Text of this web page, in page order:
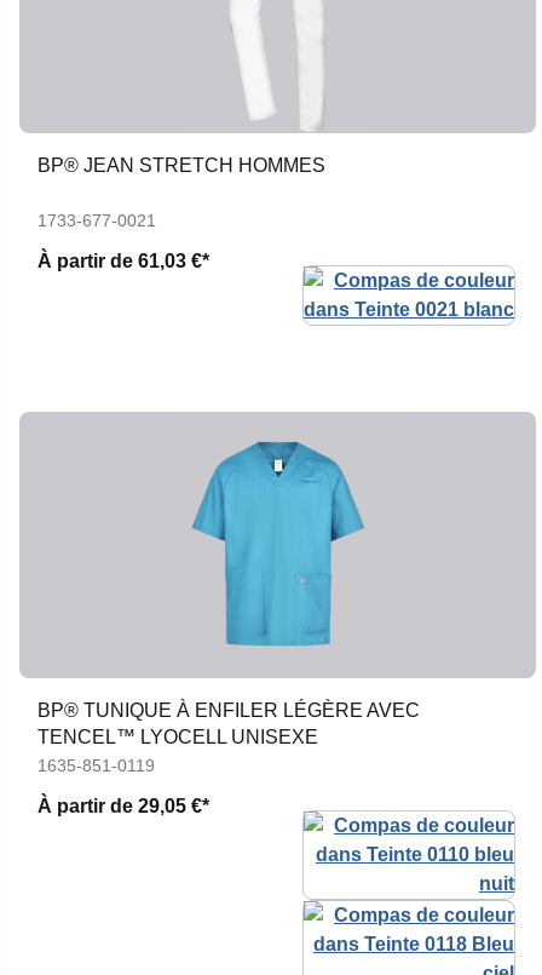
BP® JEAN STRETCH HOMMES
1733-677-0021
À partir de 61,03 €*
BP® TUNIQUE À ENFILER LÉGÈRE AVEC
TENCEL™ LYOCELL UNISEXE
1635-851-0119
À partir de 29,05 €*